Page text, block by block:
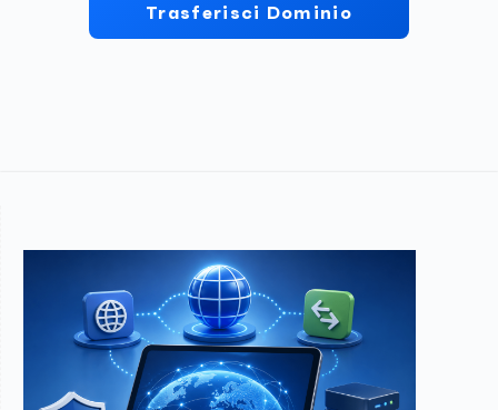
Trasferisci Dominio